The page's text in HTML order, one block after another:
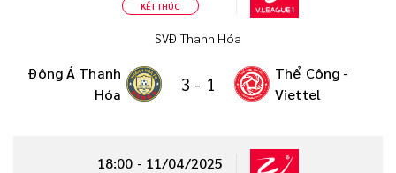
KẾT THÚC
SVĐ Thanh Hóa
Đông Á Thanh
Hóa
3 - 1
Thể Công -
Viettel
18:00 - 11/04/2025